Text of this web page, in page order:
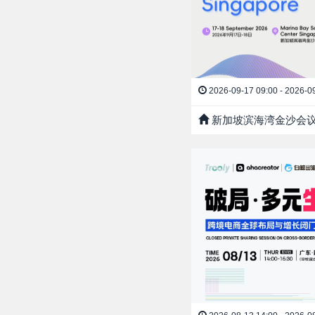
2026-09-17 09:00 - 2026-
新加坡滨海湾金沙会议